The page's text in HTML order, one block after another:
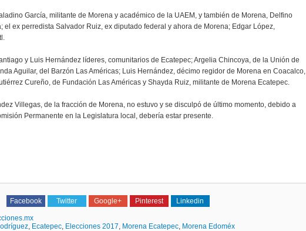
García, militante de Morena y académico de la UAEM, y también de Morena, Delfino
el ex perredista Salvador Ruiz, ex diputado federal y ahora de Morena; Edgar López,
y Luis Hernández líderes, comunitarios de Ecatepec; Argelia Chincoya, de la Unión de
Aguilar, del Barzón Las Américas; Luis Hernández, décimo regidor de Morena en Coacalco,
Cureño, de Fundación Las Américas y Shayda Ruiz, militante de Morena Ecatepec.
Villegas, de la fracción de Morena, no estuvo y se disculpó de último momento, debido a
Permanente en la Legislatura local, debería estar presente.
Facebook Twitter Google+ Pinterest Linkedin
, Ecatepec, Elecciones 2017, Morena Ecatepec, Morena Edoméx